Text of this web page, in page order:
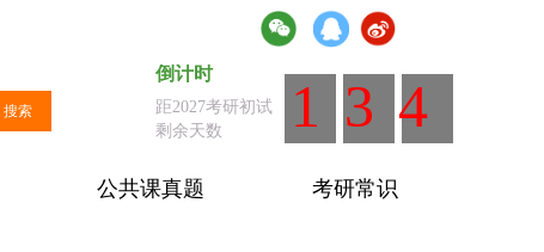
搜索
倒计时：距离全国统考剩余天数
倒计时
距2027考研初试
剩余天数
134
公共课真题 考研常识